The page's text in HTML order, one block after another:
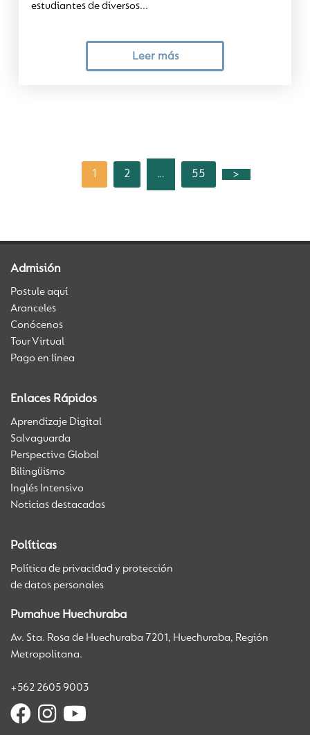
estudiantes de diversos...
Leer más
1 2 … 55 >
Admisión
Postule aquí
Aranceles
Conócenos
Tour Virtual
Pago en línea
Enlaces Rápidos
Aprendizaje Digital
Salvaguarda
Perspectiva Global
Bilingüismo
Inglés Intensivo
Noticias destacadas
Políticas
Política de privacidad y protección
de datos personales
Pumahue Huechuraba
Av. Sta. Rosa de Huechuraba 7201, Huechuraba, Región
Metropolitana.
+562 2605 9003